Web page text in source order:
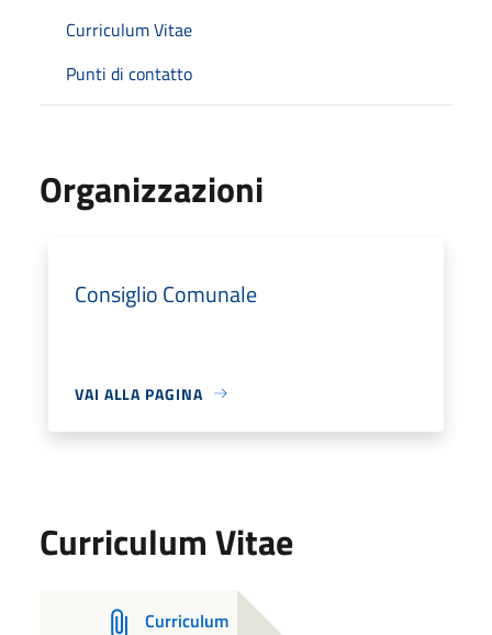
Curriculum Vitae
Punti di contatto
Organizzazioni
Consiglio Comunale
VAI ALLA PAGINA
Curriculum Vitae
Curriculum